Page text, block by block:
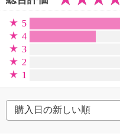
5
4
3
2
1